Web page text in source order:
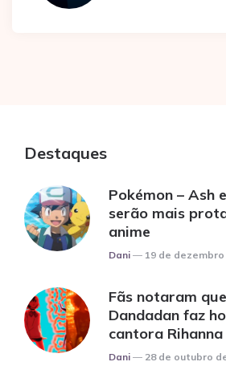
Destaques
Pokémon – Ash
serão mais
anime
Posted
Dani 19 de dezembro
Fãs notaram
Dandadan faz
cantora Rihanna
Posted
Dani 28 de outubro